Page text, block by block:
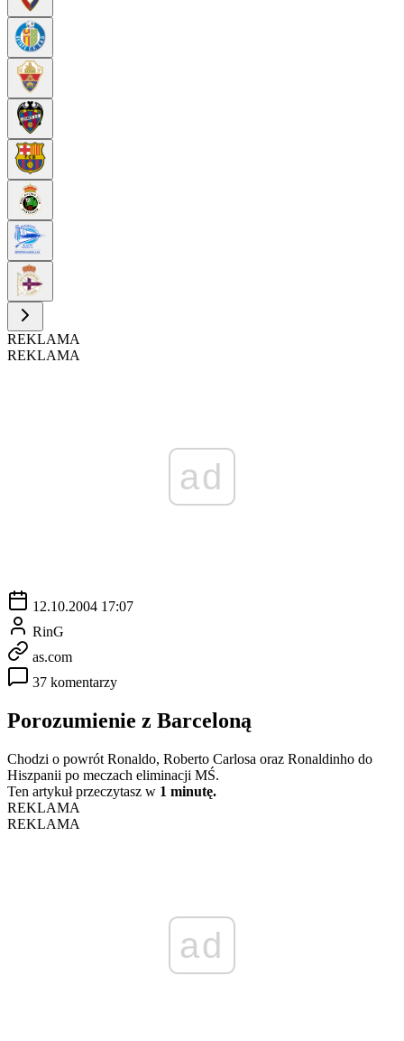
REKLAMA
REKLAMA
ad
12.10.2004 17:07
RinG
as.com
37 komentarzy
Porozumienie z Barceloną
Chodzi o powrót Ronaldo, Roberto Carlosa oraz Ronaldinho do
Hiszpanii po meczach eliminacji MŚ.
Ten artykuł przeczytasz w 1 minutę.
REKLAMA
REKLAMA
ad